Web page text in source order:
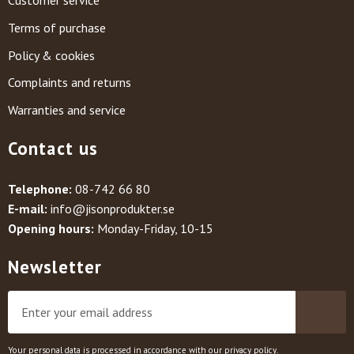
Terms of purchase
Policy & cookies
Complaints and returns
Warranties and service
Contact us
Telephone: 08-742 66 80
E-mail: info@jisonprodukter.se
Opening hours: Monday-Friday, 10-15
Newsletter
Your personal data is processed in accordance with our privacy policy.